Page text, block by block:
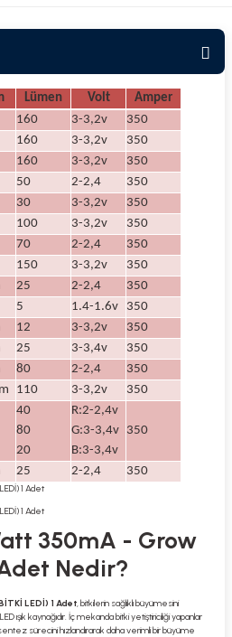
Lümen Volt
Amper
160 3-3,2v
350
160 3-3,2v
350
160 3-3,2v
350
50 2-2,4
350
30 3-3,2v
350
100 3-3,2v
350
70 2-2,4
350
150 3-3,2v
350
25 2-2,4
350
5 1.4-1.6v
350
12 3-3,2v
350
25 3-3,4v
350
80 2-2,4
350
110 3-3,2v 350
40
80
20
R:2-2,4v
G:3-3,4v
B:3-3,4v
350
25 2-2,4 350
1 Adet
1 Adet
350mA - Grow
Nedir?
LEDİ) 1 Adet, bitkilerin sağlıklı büyümesini
ışık kaynağıdır. İç mekanda bitki yetiştiriciliği yapanlar
sürecini hızlandırarak daha verimli bir büyüme